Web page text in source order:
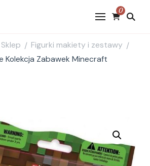
0
Sklep / Figurki makiety i zestawy /
Kolekcja Zabawek Minecraft